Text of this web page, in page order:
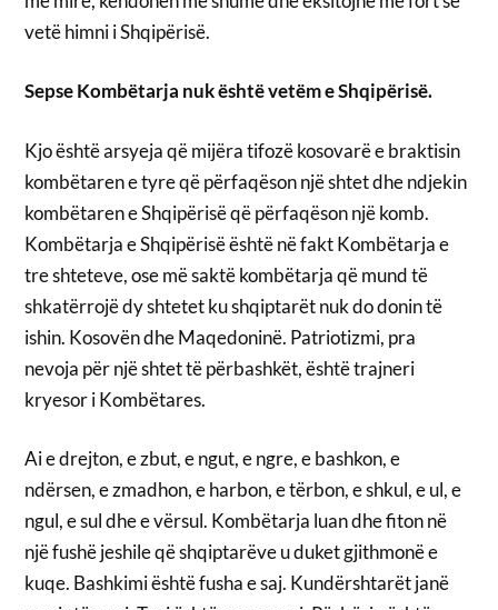
vetë himni i Shqipërisë.
Sepse Kombëtarja nuk është vetëm e Shqipërisë.
Kjo është arsyeja që mijëra tifozë kosovarë e braktisin
kombëtaren e tyre që përfaqëson një shtet dhe ndjekin
kombëtaren e Shqipërisë që përfaqëson një komb.
Kombëtarja e Shqipërisë është në fakt Kombëtarja e
tre shteteve, ose më saktë kombëtarja që mund të
shkatërrojë dy shtetet ku shqiptarët nuk do donin të
ishin. Kosovën dhe Maqedoninë. Patriotizmi, pra
nevoja për një shtet të përbashkët, është trajneri
kryesor i Kombëtares.
Ai e drejton, e zbut, e ngut, e ngre, e bashkon, e
ndërsen, e zmadhon, e harbon, e tërbon, e shkul, e ul, e
ngul, e sul dhe e vërsul. Kombëtarja luan dhe fiton në
një fushë jeshile që shqiptarëve u duket gjithmonë e
kuqe. Bashkimi është fusha e saj. Kundërshtarët janë